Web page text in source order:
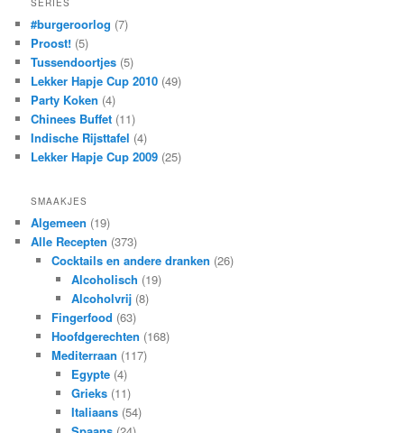
SERIES
#burgeroorlog (7)
Proost! (5)
Tussendoortjes (5)
Lekker Hapje Cup 2010 (49)
Party Koken (4)
Chinees Buffet (11)
Indische Rijsttafel (4)
Lekker Hapje Cup 2009 (25)
SMAAKJES
Algemeen (19)
Alle Recepten (373)
Cocktails en andere dranken (26)
Alcoholisch (19)
Alcoholvrij (8)
Fingerfood (63)
Hoofdgerechten (168)
Mediterraan (117)
Egypte (4)
Grieks (11)
Italiaans (54)